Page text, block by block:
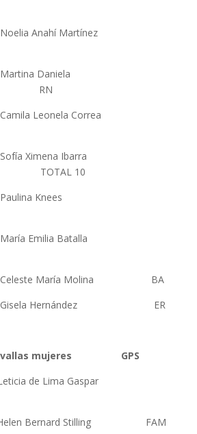
Anahí Martínez
Daniela
RN
Leonela Correa
Ximena Ibarra
10
Knees
Emilia Batalla
María Molina BA
Hernández ER
vallas mujeres GPS
de Lima Gaspar
Bernard Stilling FAM